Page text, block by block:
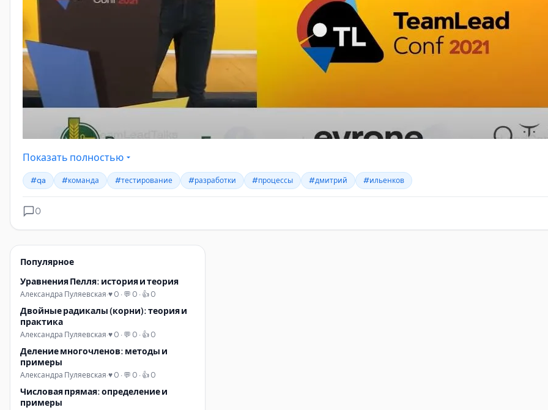
Эволюция тестирования напрямую влияет на качество и надёжность продуктов Kaspersky, обеспечивая
киберугроз. Постоянное совершенствование подходов помогает компании сохранять лидирующие позиции в
Подробнее об этом можно узнать в видео: https://youtu.be/j5u_sv_Uzrk
Показать полностью
#qa #команда #тестирование #разработки #процессы #дмитрий #ильенков
0
Популярное
Уравнения Пелля: история и теория
Александра Пуляевская·♥ 0 · 💬 0 · 👍 0
Двойные радикалы (корни): теория и
практика
Александра Пуляевская·♥ 0 · 💬 0 · 👍 0
Деление многочленов: методы и
примеры
Александра Пуляевская·♥ 0 · 💬 0 · 👍 0
Числовая прямая: определение и
примеры